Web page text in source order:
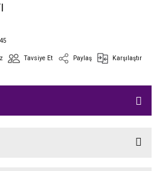
Tavsiye Et Paylaş Karşılaştır